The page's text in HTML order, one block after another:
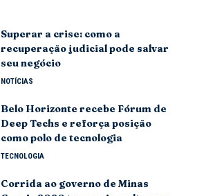
Superar a crise: como a
recuperação judicial pode salvar
seu negócio
NOTÍCIAS
Belo Horizonte recebe Fórum de
Deep Techs e reforça posição
como polo de tecnologia
TECNOLOGIA
Corrida ao governo de Minas